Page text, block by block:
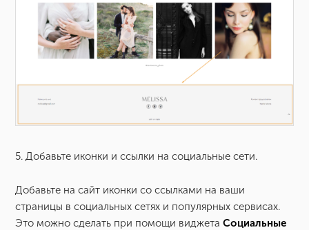
5. Добавьте иконки и ссылки на социальные сети.
Добавьте на сайт иконки со ссылками на ваши
страницы в социальных сетях и популярных сервисах.
Это можно сделать при помощи виджетаСоциальные